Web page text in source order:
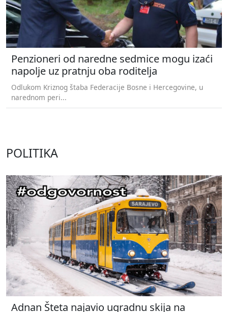
Penzioneri od naredne sedmice mogu izaći
napolje uz pratnju oba roditelja
Odlukom Kriznog štaba Federacije Bosne i Hercegovine, u
narednom peri...
POLITIKA
Adnan Šteta najavio ugradnu skija na